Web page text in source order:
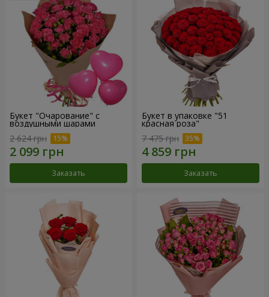
Букет "Очарование" с
воздушными шарами
2 624 грн
Заказать
Букет в упаковке "51
красная роза"
7 475 грн
Заказать